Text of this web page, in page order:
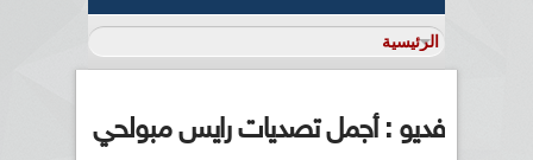
فديو : أجمل تصديات رايس مبولحي